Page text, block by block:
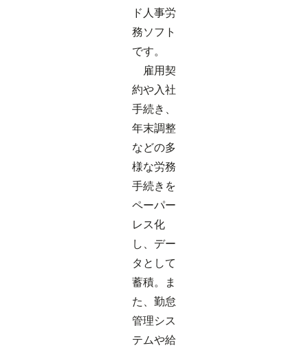
ド人事労
務ソフト
です。
雇用契
約や入社
手続き、
年末調整
などの多
様な労務
手続きを
ペーパー
レス化
し、デー
タとして
蓄積。ま
た、勤怠
管理シス
テムや給